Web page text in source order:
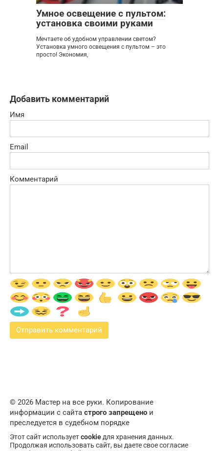
Умное освещение с пультом:
установка своими руками
Мечтаете об удобном управлении светом?
Установка умного освещения с пультом – это
просто! Экономия,
Добавить комментарий
Имя
Email
Комментарий
© 2026 Мастер на все руки. Копирование
информации с сайта строго запрещено и
преследуется в судебном порядке
Этот сайт используетcookieдля хранения данных.
Продолжая использовать сайт, вы даете свое согласие